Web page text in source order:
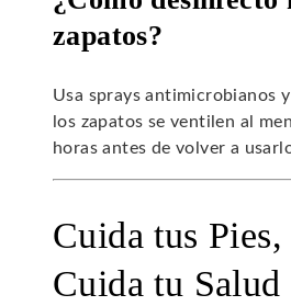
zapatos?
Usa sprays antimicrobianos
los zapatos se ventilen al
horas antes de volver a
Cuida tus Pies,
Cuida tu Salud